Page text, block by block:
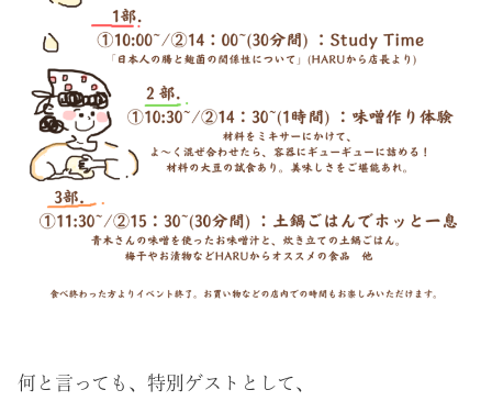
何と言っても、特別ゲストとして、